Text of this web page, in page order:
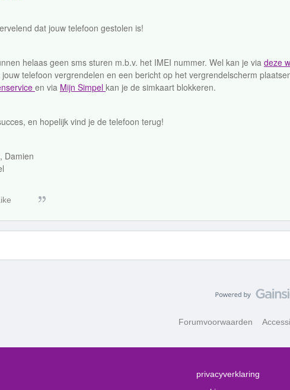
dat jouw telefoon gestolen is!
helaas geen sms sturen m.b.v. het IMEI nummer. Wel kan je via deze
jouw telefoon vergrendelen en een bericht op het vergrendelscherm
en via Mijn Simpel kan je de simkaart blokkeren.
en hopelijk vind je de telefoon terug!
Damien
Forumvoorwaarden
privacyverklaring